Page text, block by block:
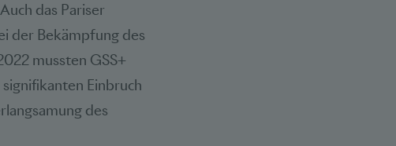
das Pariser
der Bekämpfung des
mussten GSS+
Einbruch
des